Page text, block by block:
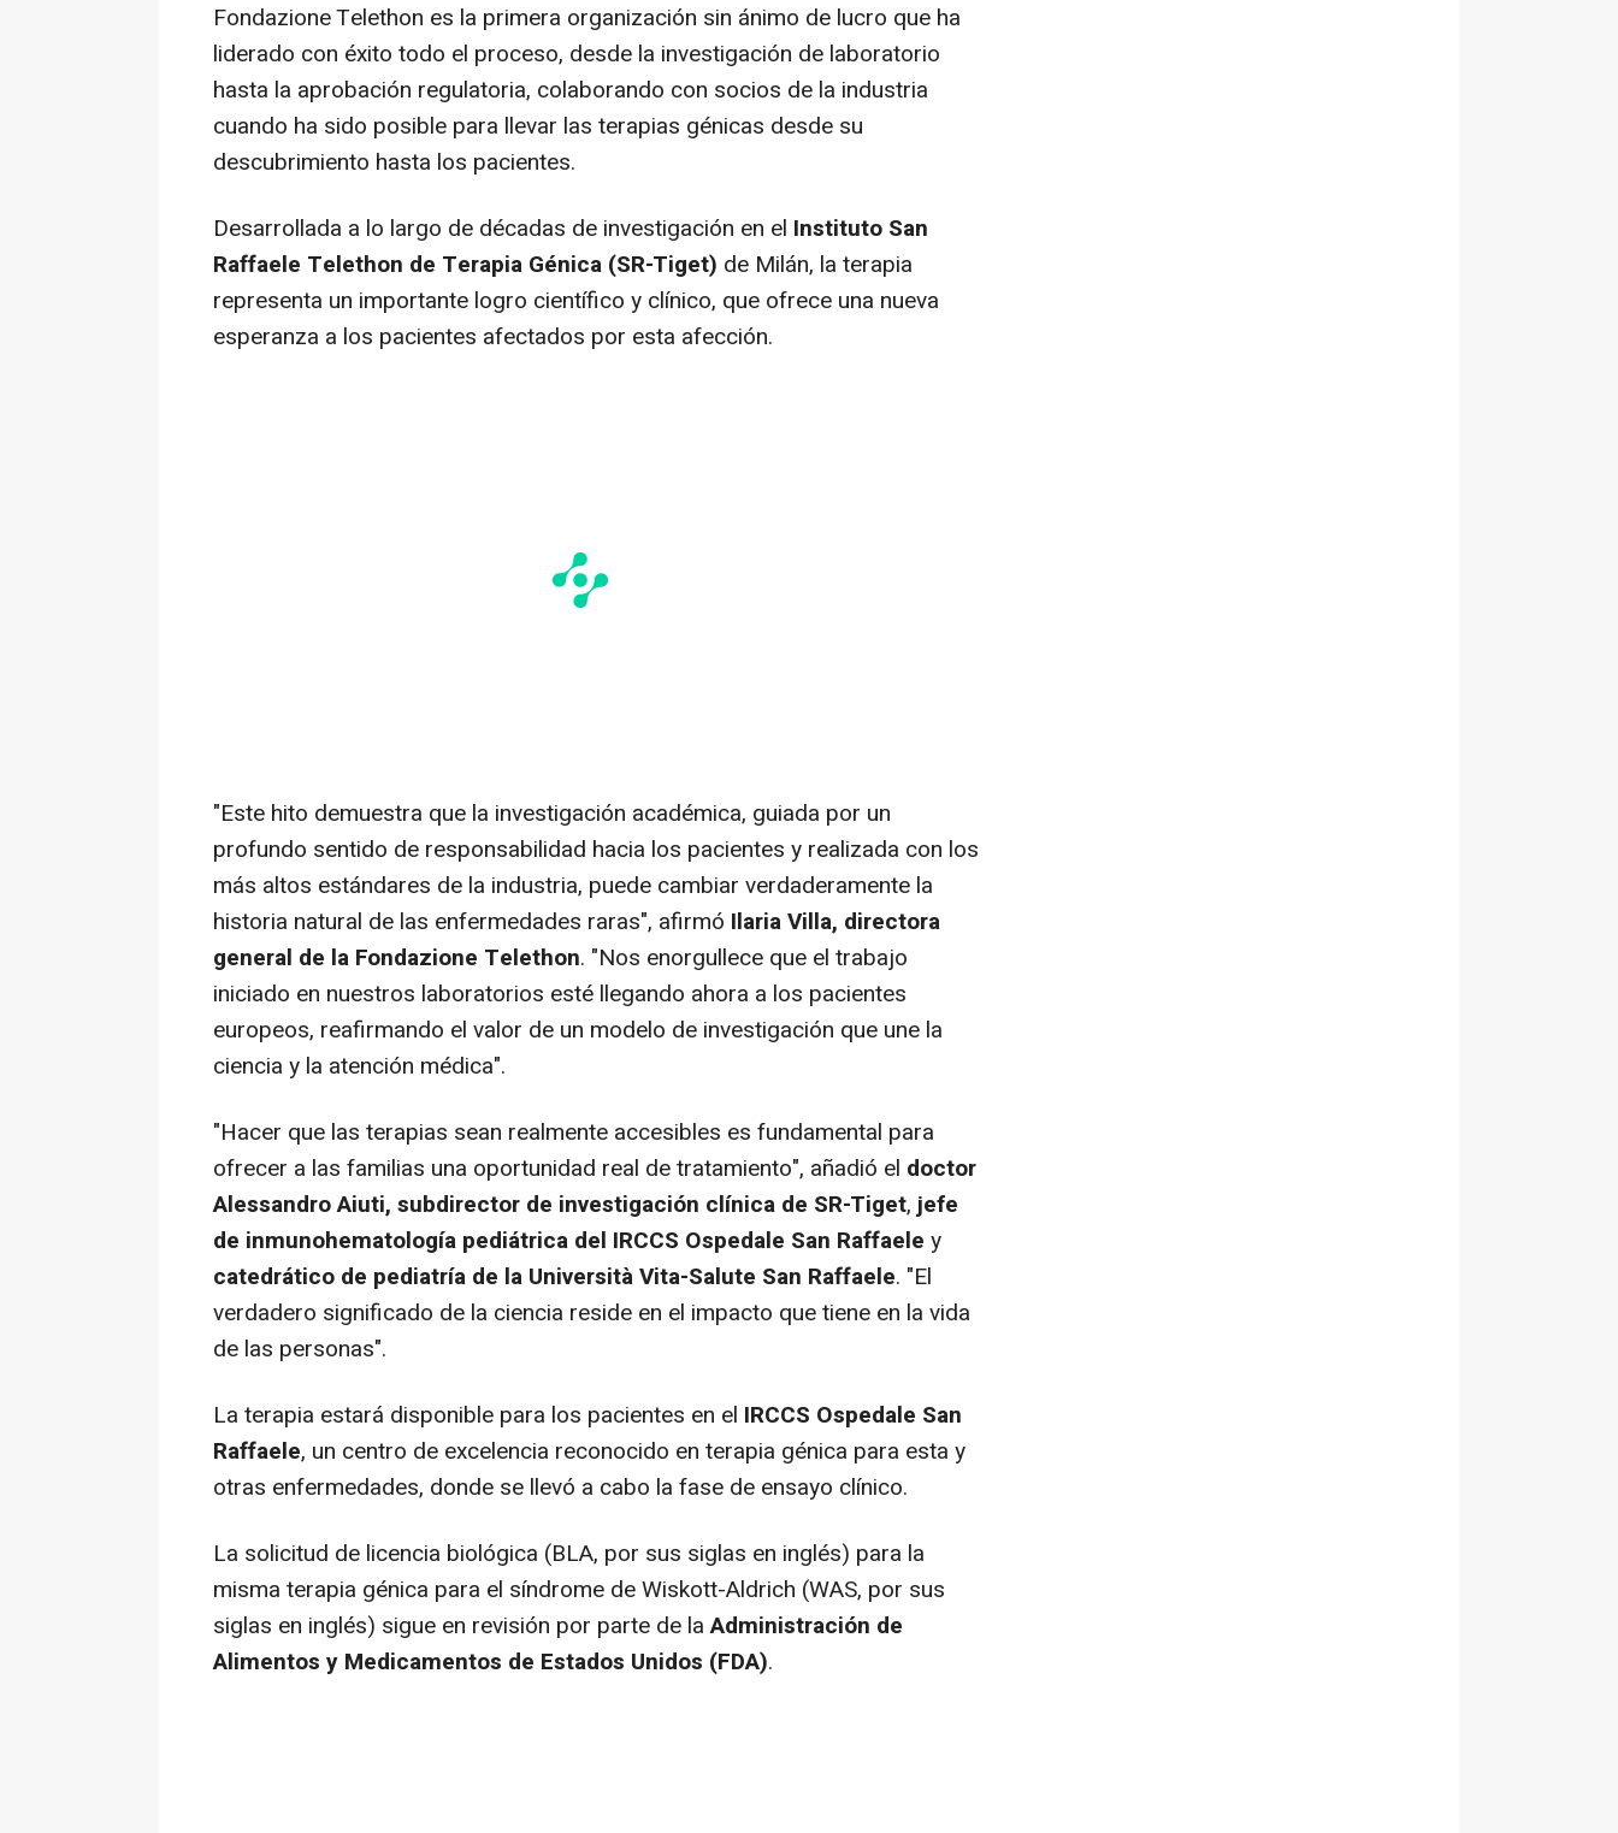
Fondazione Telethon es la primera organización sin ánimo de lucro que ha
liderado con éxito todo el proceso, desde la investigación de laboratorio
hasta la aprobación regulatoria, colaborando con socios de la industria
cuando ha sido posible para llevar las terapias génicas desde su
descubrimiento hasta los pacientes.
Desarrollada a lo largo de décadas de investigación en el Instituto San
Raffaele Telethon de Terapia Génica (SR-Tiget) de Milán, la terapia
representa un importante logro científico y clínico, que ofrece una nueva
esperanza a los pacientes afectados por esta afección.
"Este hito demuestra que la investigación académica, guiada por un
profundo sentido de responsabilidad hacia los pacientes y realizada con los
más altos estándares de la industria, puede cambiar verdaderamente la
historia natural de las enfermedades raras", afirmó Ilaria Villa, directora
general de la Fondazione Telethon. "Nos enorgullece que el trabajo
iniciado en nuestros laboratorios esté llegando ahora a los pacientes
europeos, reafirmando el valor de un modelo de investigación que une la
ciencia y la atención médica".
"Hacer que las terapias sean realmente accesibles es fundamental para
ofrecer a las familias una oportunidad real de tratamiento", añadió el doctor
Alessandro Aiuti, subdirector de investigación clínica de SR-Tiget,jefe
de inmunohematología pediátrica del IRCCS Ospedale San Raffaele y
catedrático de pediatría de la Università Vita-Salute San Raffaele. "El
verdadero significado de la ciencia reside en el impacto que tiene en la vida
de las personas".
La terapia estará disponible para los pacientes en el IRCCS Ospedale San
Raffaele, un centro de excelencia reconocido en terapia génica para esta y
otras enfermedades, donde se llevó a cabo la fase de ensayo clínico.
La solicitud de licencia biológica (BLA, por sus siglas en inglés) para la
misma terapia génica para el síndrome de Wiskott-Aldrich (WAS, por sus
siglas en inglés) sigue en revisión por parte de laAdministración de
Alimentos y Medicamentos de Estados Unidos (FDA).